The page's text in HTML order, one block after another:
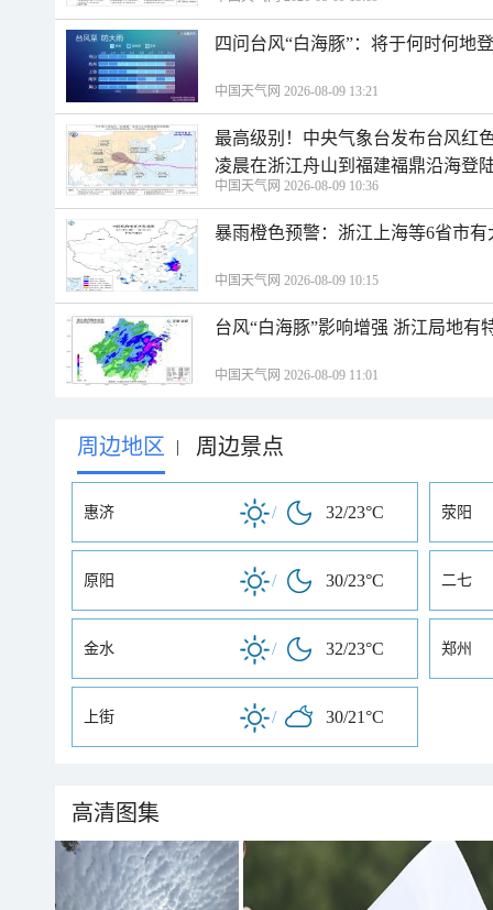
四问台风“白海豚”：将于何时何地
中国天气网 2026-08-09 13:21
最高级别！中央气象台发布台风红
凌晨在浙江舟山到福建福鼎沿海登
中国天气网 2026-08-09 10:36
暴雨橙色预警：浙江上海等6省市
中国天气网 2026-08-09 10:15
台风“白海豚”影响增强 浙江局地有
中国天气网 2026-08-09 11:01
周边地区 | 周边景点
惠济 / 32/23°C 荥阳
原阳 / 30/23°C 二七
金水 / 32/23°C 郑州
上街 / 30/21°C
高清图集